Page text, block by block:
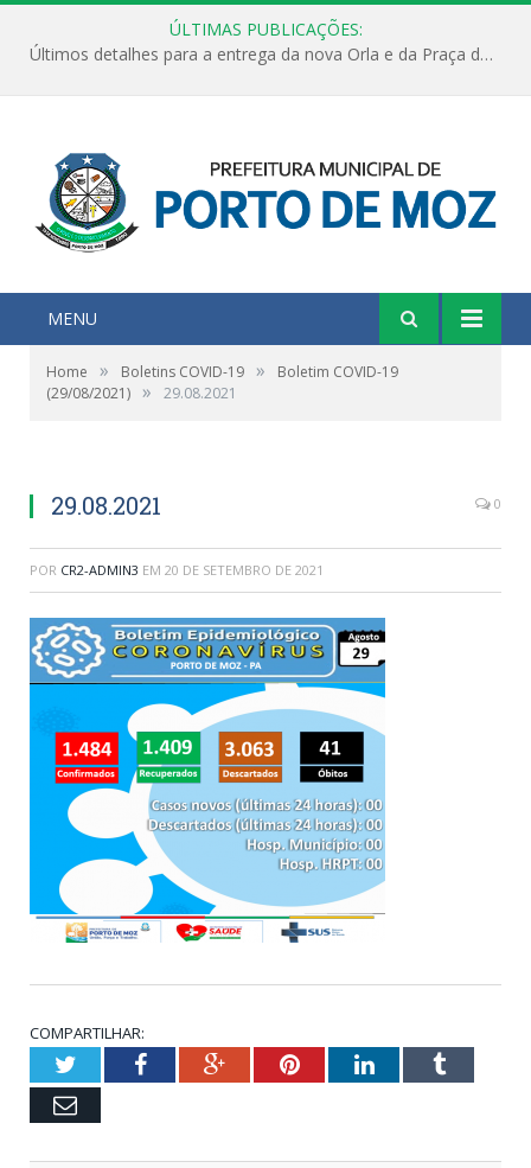
ÚLTIMAS PUBLICAÇÕES:
Últimos detalhes para a entrega da nova Orla e da Praça do Praião
MENU
Home » Boletins COVID-19 »
Boletim COVID-19
(29/08/2021) » 29.08.2021
29.08.2021 0
POR CR2-ADMIN3 EM 20 DE SETEMBRO DE 2021
COMPARTILHAR:
TwitterFacebookGoogle+PinterestLinkedInTumblr
Email